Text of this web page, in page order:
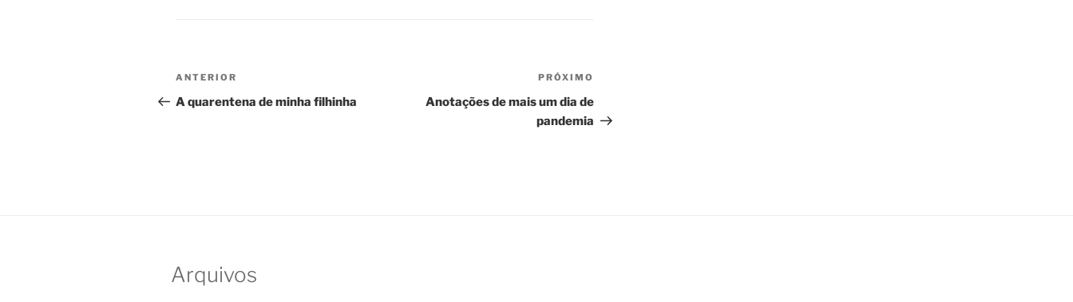
Navegação
de
Post
anterior
ANTERIOR
A quarentena de minha filhinha
post
PRÓXIMO
Anotações de mais um dia de
pandemia
Arquivos